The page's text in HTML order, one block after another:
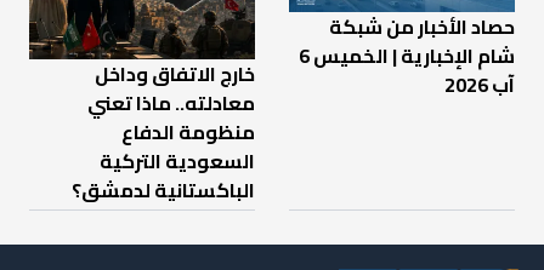
حصاد الأخبار من شبكة
شام الإخبارية | الخميس 6
آب 2026
خارج الاتفاق وداخل
معادلته.. ماذا تعني
منظومة الدفاع
السعودية التركية
الباكستانية لدمشق؟